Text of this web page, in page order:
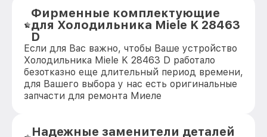
Фирменные комплектующие
для Холодильника Miele K 28463
D
Если для Вас важно, чтобы Ваше устройство
Холодильника Miele K 28463 D работало
безотказно еще длительный период времени,
для Вашего выбора у нас есть оригинальные
запчасти для ремонта Миеле
Надежные заменители деталей